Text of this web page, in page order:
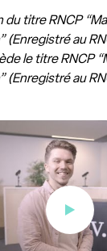
du titre RNCP
(Enregistré au
le titre RNCP
(Enregistré au
le Mastère
Médias